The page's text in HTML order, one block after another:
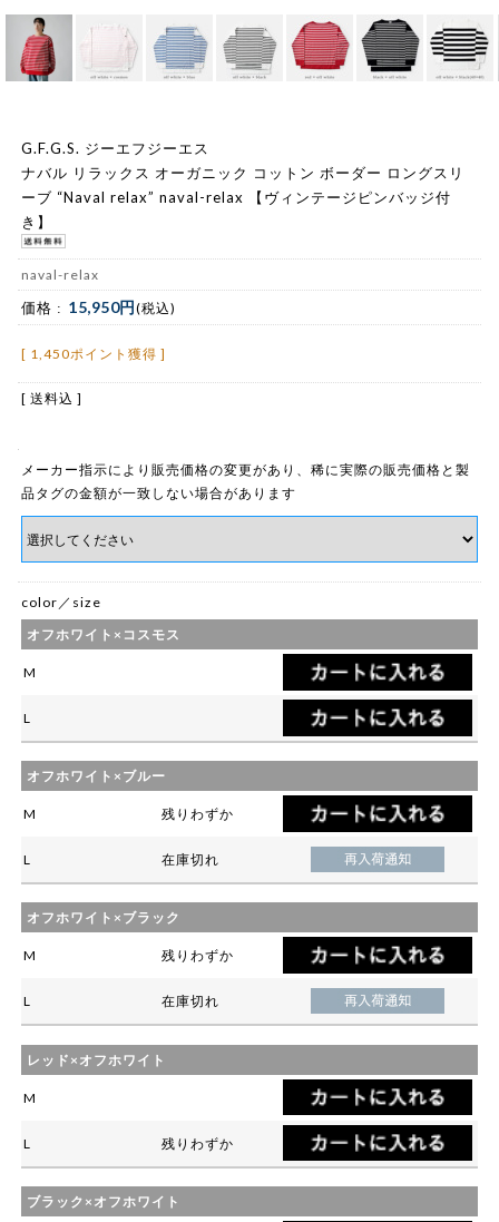
G.F.G.S. ジーエフジーエス
ナバル リラックス オーガニック コットン ボーダー ロングスリ
ーブ “Naval relax” naval-relax 【ヴィンテージピンバッジ付
き】
naval-relax
価格 : 15,950円(税込)
[ 1,450ポイント獲得 ]
[ 送料込 ]
メーカー指示により販売価格の変更があり、稀に実際の販売価格と製
品タグの金額が一致しない場合があります
color／size
オフホワイト×コスモス
M
L
オフホワイト×ブルー
M 残りわずか
L 在庫切れ
オフホワイト×ブラック
M 残りわずか
L 在庫切れ
レッド×オフホワイト
M
L 残りわずか
ブラック×オフホワイト